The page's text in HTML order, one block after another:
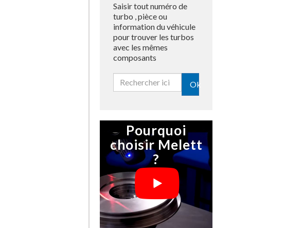
Saisir tout numéro de
turbo , pièce ou
information du véhicule
pour trouver les turbos
avec les mêmes
composants
Ok
Pourquoi
choisir Melett
?